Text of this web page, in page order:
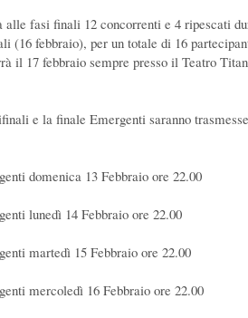
alle fasi finali 12 concorrenti e 4 ripescati
(16 febbraio), per un totale di 16
il 17 febbraio sempre presso il Teatro
e la finale Emergenti saranno
domenica 13 Febbraio ore 22.00
lunedì 14 Febbraio ore 22.00
martedì 15 Febbraio ore 22.00
mercoledì 16 Febbraio ore 22.00